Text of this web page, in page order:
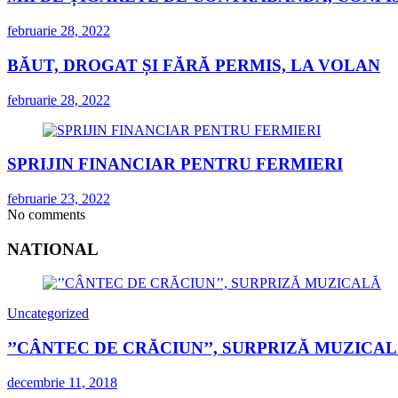
februarie 28, 2022
BĂUT, DROGAT ȘI FĂRĂ PERMIS, LA VOLAN
februarie 28, 2022
SPRIJIN FINANCIAR PENTRU FERMIERI
februarie 23, 2022
No comments
NATIONAL
Uncategorized
’’CÂNTEC DE CRĂCIUN’’, SURPRIZĂ
decembrie 11, 2018